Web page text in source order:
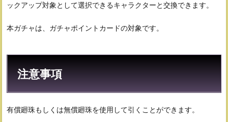
ックアップ対象として選択できるキャラクターと交換できます。
本ガチャは、ガチャポイントカードの対象です。
注意事項
有償廻珠もしくは無償廻珠を使用して引くことができます。